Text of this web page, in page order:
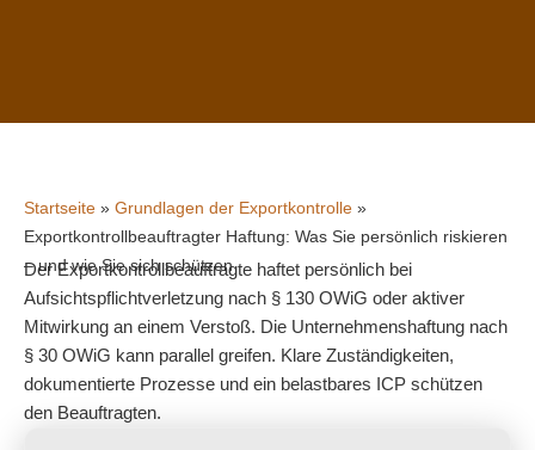
Startseite » Grundlagen der Exportkontrolle »
Exportkontrollbeauftragter Haftung: Was Sie persönlich riskieren
– und wie Sie sich schützen
Der Exportkontrollbeauftragte haftet persönlich bei
Aufsichtspflichtverletzung nach § 130 OWiG oder aktiver
Mitwirkung an einem Verstoß. Die Unternehmenshaftung nach
§ 30 OWiG kann parallel greifen. Klare Zuständigkeiten,
dokumentierte Prozesse und ein belastbares ICP schützen
den Beauftragten.